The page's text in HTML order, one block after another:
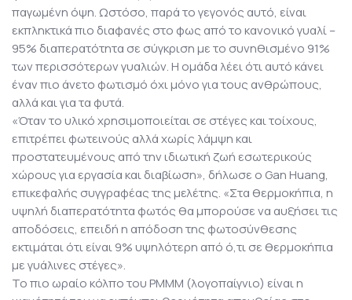
παγωμένη όψη. Ωστόσο, παρά το γεγονός αυτό, είναι
εκπληκτικά πιο διαφανές στο φως από το κανονικό γυαλί –
95% διαπερατότητα σε σύγκριση με το συνηθισμένο 91%
των περισσότερων γυαλιών. Η ομάδα λέει ότι αυτό κάνει
έναν πιο άνετο φωτισμό όχι μόνο για τους ανθρώπους,
αλλά και για τα φυτά.
«Όταν το υλικό χρησιμοποιείται σε στέγες και τοίχους,
επιτρέπει φωτεινούς αλλά χωρίς λάμψη και
προστατευμένους από την ιδιωτική ζωή εσωτερικούς
χώρους για εργασία και διαβίωση», δήλωσε ο Gan Huang,
επικεφαλής συγγραφέας της μελέτης. «Στα θερμοκήπια, η
υψηλή διαπερατότητα φωτός θα μπορούσε να αυξήσει τις
αποδόσεις, επειδή η απόδοση της φωτοσύνθεσης
εκτιμάται ότι είναι 9% υψηλότερη από ό,τι σε θερμοκήπια
με γυάλινες στέγες».
Το πιο ωραίο κόλπο του PMMM (λογοπαίγνιο) είναι η